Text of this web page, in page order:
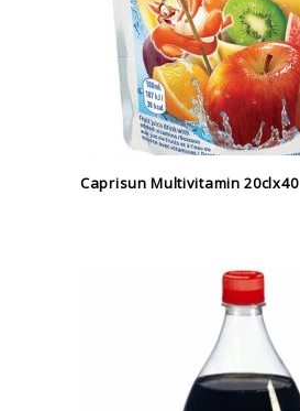
Caprisun Multivitamin 20clx40